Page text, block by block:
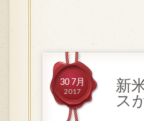
新
ス
30 7月
2017